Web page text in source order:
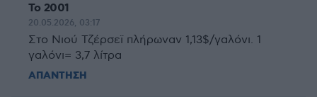
Το 2001
20.05.2026, 03:17
Στο Νιού Τζέρσεϊ πλήρωναν 1,13$/γαλόνι. 1
γαλόνι= 3,7 λίτρα
ΑΠΑΝΤΗΣΗ